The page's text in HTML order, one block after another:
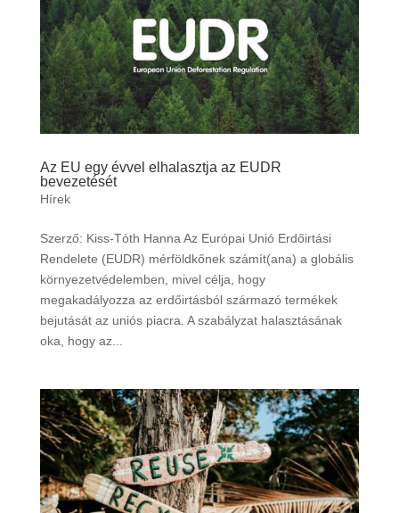
Az EU egy évvel elhalasztja az EUDR
bevezetését
Hírek
Szerző: Kiss-Tóth Hanna Az Európai Unió Erdőirtási
Rendelete (EUDR) mérföldkőnek számít(ana) a globális
környezetvédelemben, mivel célja, hogy
megakadályozza az erdőirtásból származó termékek
bejutását az uniós piacra. A szabályzat halasztásának
oka, hogy az...